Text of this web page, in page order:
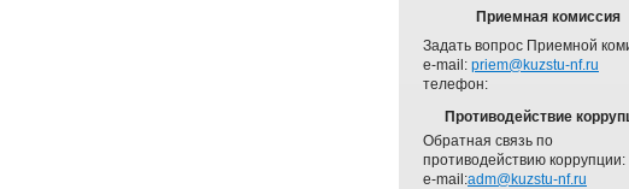
Приемная комиссия
Задать вопрос Приемной
e-mail: priem@kuzstu-nf.ru
телефон:
Противодействие
Обратная связь по
противодействию коррупции:
e-mail:adm@kuzstu-nf.ru